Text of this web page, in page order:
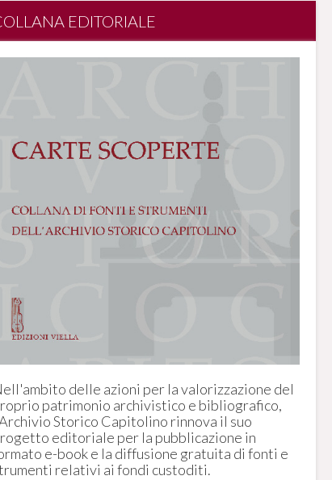
EDITORIALE
delle azioni per la valorizzazione del
patrimonio archivistico e bibliografico,
Storico Capitolino rinnova il suo
editoriale per la pubblicazione in
e-book e la diffusione gratuita di fonti e
relativi ai fondi custoditi.